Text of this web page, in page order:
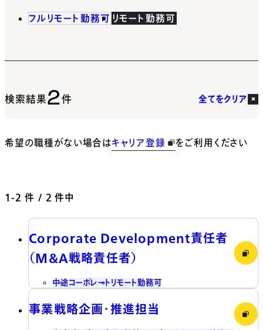
フルリモート勤務可 リモート勤務可
検索結果2件 全てをクリア
希望の職種がない場合はキャリア登録 をご利用ください
1-2 件 / 2 件中
Corporate Development責任者
（M&A戦略責任者）
中途コーポレート リモート勤務可
事業戦略企画・推進担当